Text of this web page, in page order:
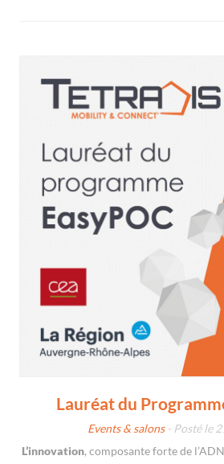
Lauréat du
Events & salons- Posté le
L’innovation, composante forte de